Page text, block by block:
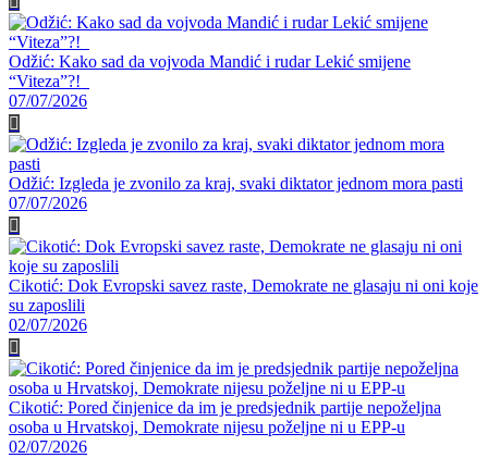
Odžić: Kako sad da vojvoda Mandić i rudar Lekić smijene
“Viteza”?!
07/07/2026
Odžić: Izgleda je zvonilo za kraj, svaki diktator jednom mora pasti
07/07/2026
Cikotić: Dok Evropski savez raste, Demokrate ne glasaju ni oni koje
su zaposlili
02/07/2026
Cikotić: Pored činjenice da im je predsjednik partije nepoželjna
osoba u Hrvatskoj, Demokrate nijesu poželjne ni u EPP-u
02/07/2026